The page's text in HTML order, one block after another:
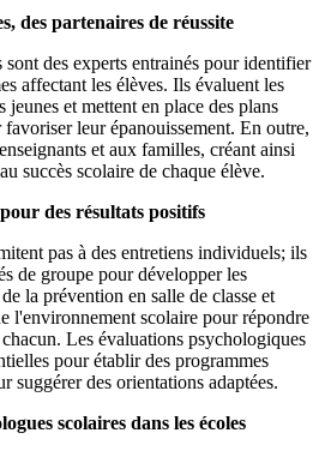
des partenaires de réussite
des experts entrainés pour identifier
affectant les élèves. Ils évaluent les
jeunes et mettent en place des plans
leur épanouissement. En outre,
et aux familles, créant ainsi
succès scolaire de chaque élève.
des résultats positifs
pas à des entretiens individuels; ils
de groupe pour développer les
la prévention en salle de classe et
l'environnement scolaire pour répondre
Les évaluations psychologiques
pour établir des programmes
suggérer des orientations adaptées.
scolaires dans les écoles